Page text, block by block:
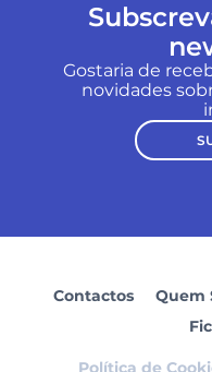
Gostaria de
novidades
Contactos Quem
Política de